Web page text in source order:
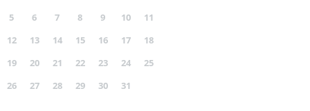
5
6 7 8 9 10
11
12
13 14 15 16 17
18
19
20 21 22 23 24
25
26
27 28 29 30 31